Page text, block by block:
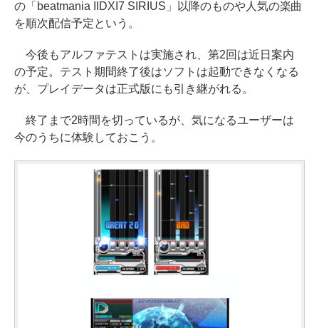
の「beatmania IIDXI7 SIRIUS」以降のものや人気の楽曲
を順次配信予定という。
今後もアルファテストは実施され、第2回は近日案内
の予定。テスト期間終了後はソフトは起動できなくなる
が、プレイデータは正式版にも引き継がれる。
終了まで2時間を切っているが、気になるユーザーは
今のうちに体験しておこう。